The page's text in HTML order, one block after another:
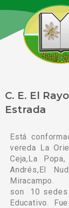
contenido
C. E. El
Estrada
Está
vereda La
Ceja,La
Andrés,El
Miracampo.
son 10 sedes
Educativo.